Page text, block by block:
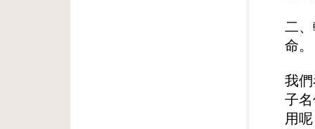
二
命。
我
子
用